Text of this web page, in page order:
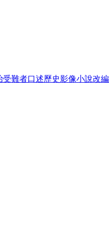
受難者口述歷史影像小說改